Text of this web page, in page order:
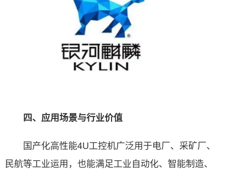
四、应用场景与行业价值
国产化高性能4U工控机广泛用于电厂、采矿厂、
民航等工业运用，也能满足工业自动化、智能制造、